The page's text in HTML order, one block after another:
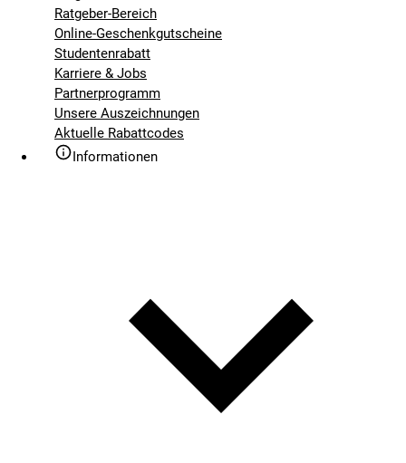
Ratgeber-Bereich
Online-Geschenkgutscheine
Studentenrabatt
Karriere & Jobs
Partnerprogramm
Unsere Auszeichnungen
Aktuelle Rabattcodes
Informationen